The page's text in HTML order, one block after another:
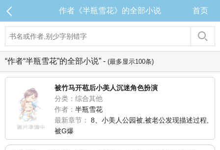
作者《半瓶雪花》的全部小说 首页
“作者“半瓶雪花”的全部小说” - (最多显示100条)
被竹马开苞后小美人沉迷角色扮演
分类：综合其他
作者： 半瓶雪花
最新章节：
8、小美人公园被,被老公发现描述过程,
被G爆